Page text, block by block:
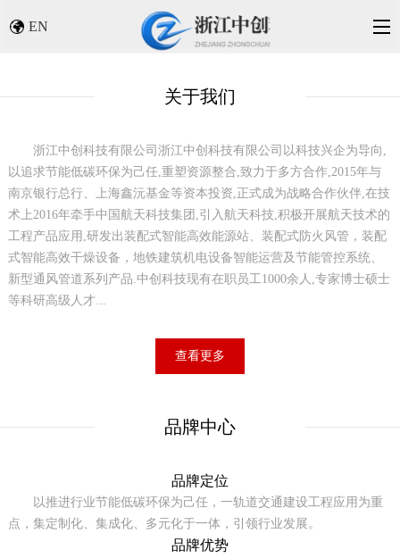
EN
关于我们
浙江中创科技有限公司 浙江中创科技有限公司以科技兴企为导向,
以追求节能低碳环保为己任,重塑资源整合,致力于多方合作,2015年与
南京银行总行、上海鑫沅基金等资本投资,正式成为战略合作伙伴,在技
术上2016年牵手中国航天科技集团,引入航天科技,积极开展航天技术的
工程产品应用,研发出装配式智能高效能源站、装配式防火风管，装配
式智能高效干燥设备，地铁建筑机电设备智能运营及节能管控系统、
新型通风管道系列产品.中创科技现有在职员工1000余人,专家博士硕士
等科研高级人才...
查看更多
品牌中心
品牌定位
以推进行业节能低碳环保为己任，一轨道交通建设工程应用为重
点，集定制化、集成化、多元化于一体，引领行业发展。
品牌优势